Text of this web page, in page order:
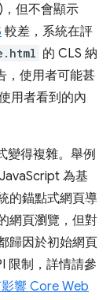
但不會顯示
較差，系統在評
的 CLS 納
，使用者可能甚
用者看到的內
變得複雜。舉例
為基
的錨點式網頁導
網頁瀏覽，但對
歸因於初始網頁
限制，詳情請參
響 Core Web